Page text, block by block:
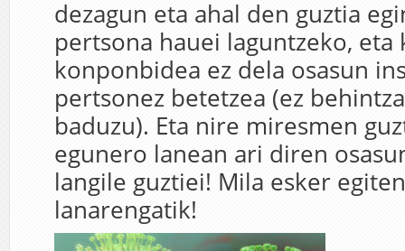
dezagun eta ahal den guztia
pertsona hauei laguntzeko, eta
konponbidea ez dela osasun
pertsonez betetzea (ez
baduzu). Eta nire miresmen
egunero lanean ari diren
langile guztiei! Mila esker
lanarengatik!